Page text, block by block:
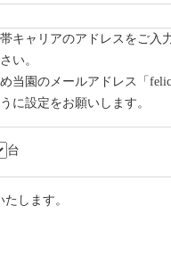
キャリアのアドレスをご入
い。
当園のメールアドレス「
に設定をお願いします。
台
します。